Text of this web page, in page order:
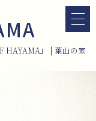
HAYAMA』 | 葉山の家